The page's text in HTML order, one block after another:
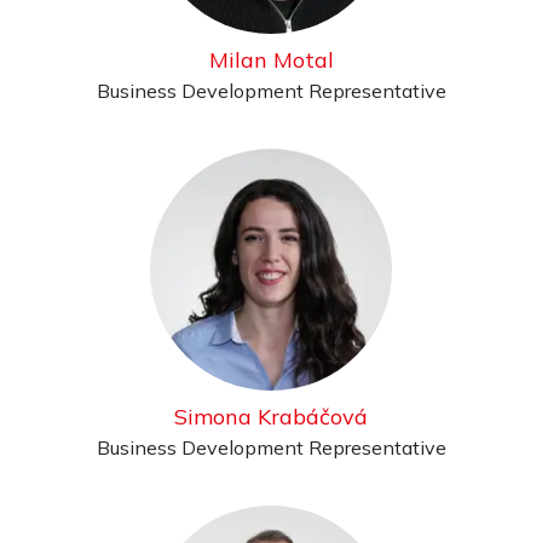
Milan Motal
Business Development Representative
Simona Krabáčová
Business Development Representative